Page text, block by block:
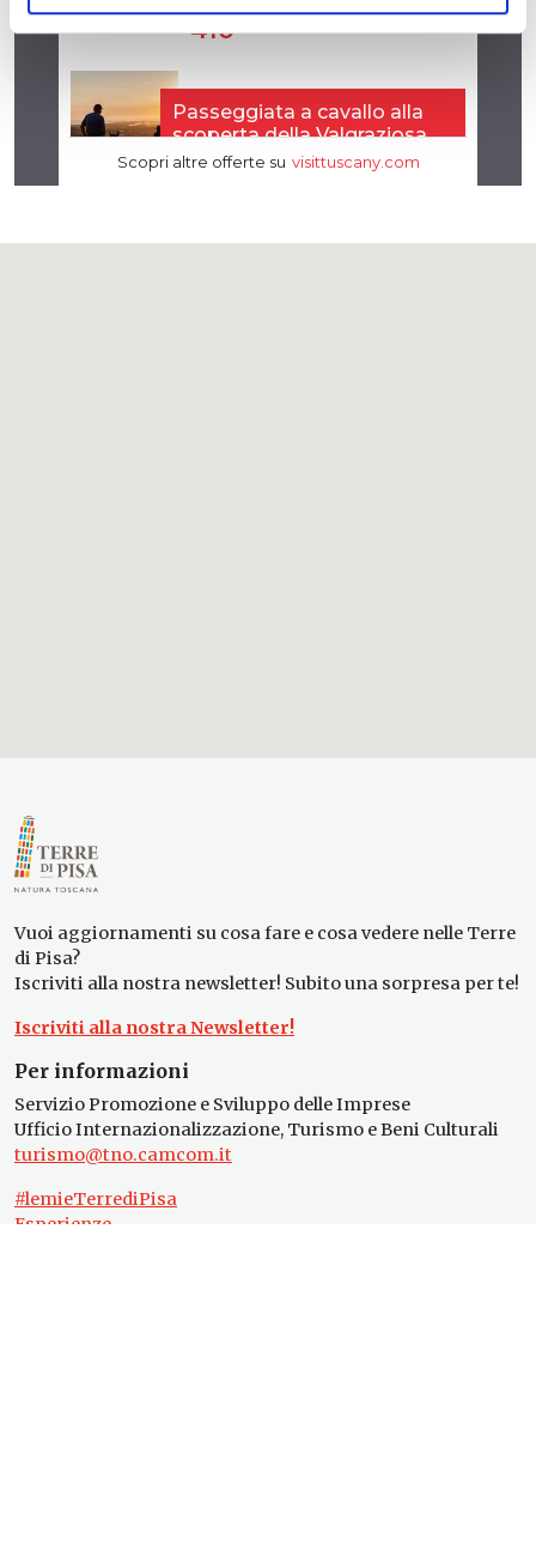
Vuoi aggiornamenti su cosa fare e cosa vedere nelle Terre
di Pisa?
Iscriviti alla nostra newsletter! Subito una sorpresa per te!
Iscriviti alla nostra Newsletter!
Per informazioni
Servizio Promozione e Sviluppo delle Imprese
Ufficio Internazionalizzazione, Turismo e Beni Culturali
turismo@tno.camcom.it
#lemieTerrediPisa
Esperienze